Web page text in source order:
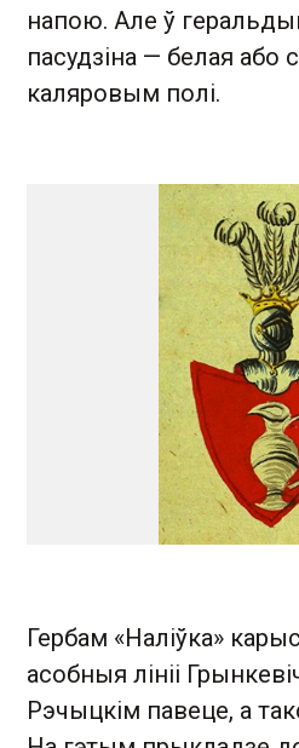
напою. Але ў
пасудзіна — белая або
каляровым полі.
Гербам «Наліўка»
асобныя лініі
Рэчыцкім павеце, а